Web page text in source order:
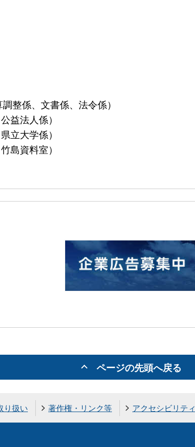
整係、文書係、法令係）
法人係）
大学係）
資料室）
ページの先頭へ戻る
り扱い 著作権・リンク等 アクセシビリティ